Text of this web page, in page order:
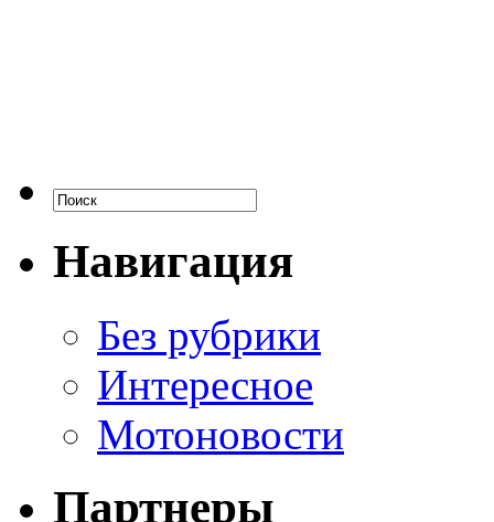
Навигация
Без рубрики
Интересное
Мотоновости
Партнеры